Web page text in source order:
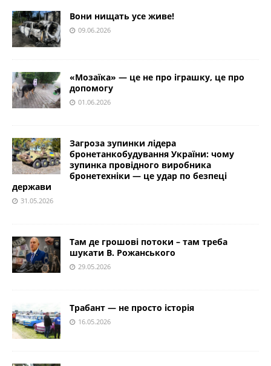
Вони нищать усе живе!
09.06.2026
«Мозаїка» — це не про іграшку, це про
допомогу
01.06.2026
Загроза зупинки лідера
бронетанкобудування України: чому
зупинка провідного виробника
бронетехніки — це удар по безпеці
держави
31.05.2026
Там де грошові потоки – там треба
шукати В. Рожанського
29.05.2026
Трабант — не просто історія
16.05.2026